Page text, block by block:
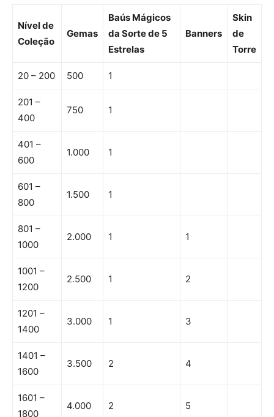
Nível de
Coleção
Gemas
Baús Mágicos
da Sorte de 5
Estrelas
Banners
Skin
de
Torre
20 – 200 500 1
201 –
400
750 1
401 –
600
1.000 1
601 –
800
1.500 1
801 –
1000
2.000 1 1
1001 –
1200
2.500 1 2
1201 –
1400
3.000 1 3
1401 –
1600
3.500 2 4
1601 –
1800
4.000 2 5